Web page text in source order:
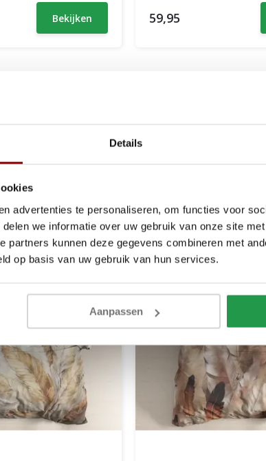
Details
advertenties te personaliseren, om functies voor
we informatie over uw gebruik van onze site
partners kunnen deze gegevens combineren met
op basis van uw gebruik van hun services.
Aanpassen
Bekijken 59,95